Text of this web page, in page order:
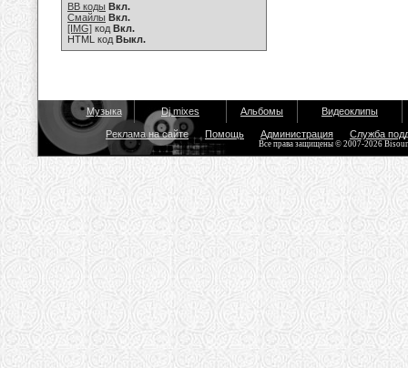
BB коды Вкл.
Смайлы Вкл.
[IMG] код Вкл.
HTML код Выкл.
Музыка Dj mixes Альбомы Видеоклипы
Реклама на сайте Помощь Администрация Служба
Все права защищены © 2007-2026